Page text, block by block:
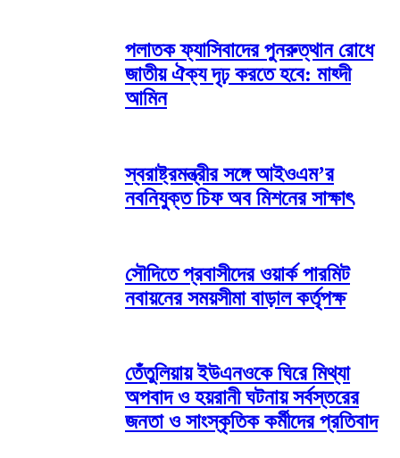
পলাতক ফ্যাসিবাদের পুনরুত্থান রোধে
জাতীয় ঐক্য দৃঢ় করতে হবে: মাহ্দী
আমিন
স্বরাষ্ট্রমন্ত্রীর সঙ্গে আইওএম’র
নবনিযুক্ত চিফ অব মিশনের সাক্ষাৎ
সৌদিতে প্রবাসীদের ওয়ার্ক পারমিট
নবায়নের সময়সীমা বাড়াল কর্তৃপক্ষ
তেঁতুলিয়ায় ইউএনওকে ঘিরে মিথ্যা
অপবাদ ও হয়রানী ঘটনায় সর্বস্তরের
জনতা ও সাংস্কৃতিক কর্মীদের প্রতিবাদ